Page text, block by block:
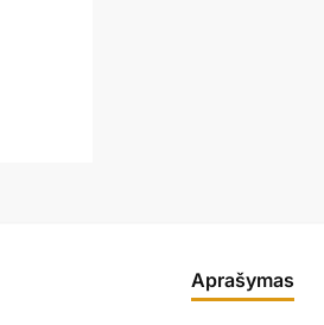
Aprašymas